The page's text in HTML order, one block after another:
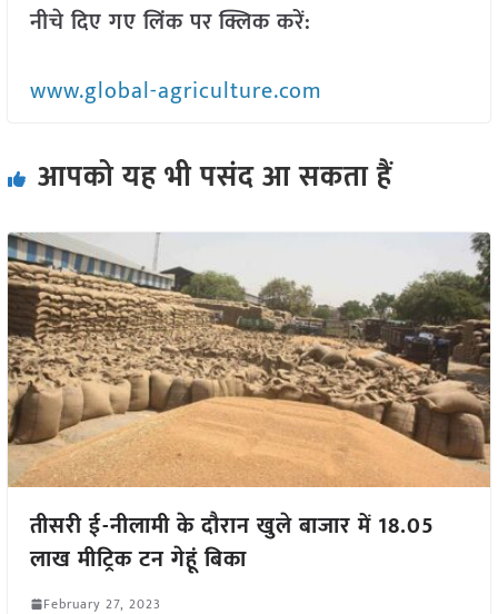
नीचे दिए गए लिंक पर क्लिक करें:
www.global-agriculture.com
आपको यह भी पसंद आ सकता हैं
तीसरी ई-नीलामी के दौरान खुले बाजार में 18.05
लाख मीट्रिक टन गेहूं बिका
February 27, 2023